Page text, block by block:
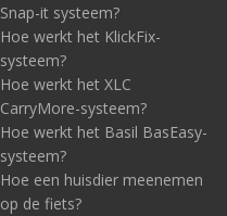
Snap-it systeem?
Hoe werkt het KlickFix-
systeem?
Hoe werkt het XLC
CarryMore-systeem?
Hoe werkt het Basil BasEasy-
systeem?
Hoe een huisdier meenemen
op de fiets?